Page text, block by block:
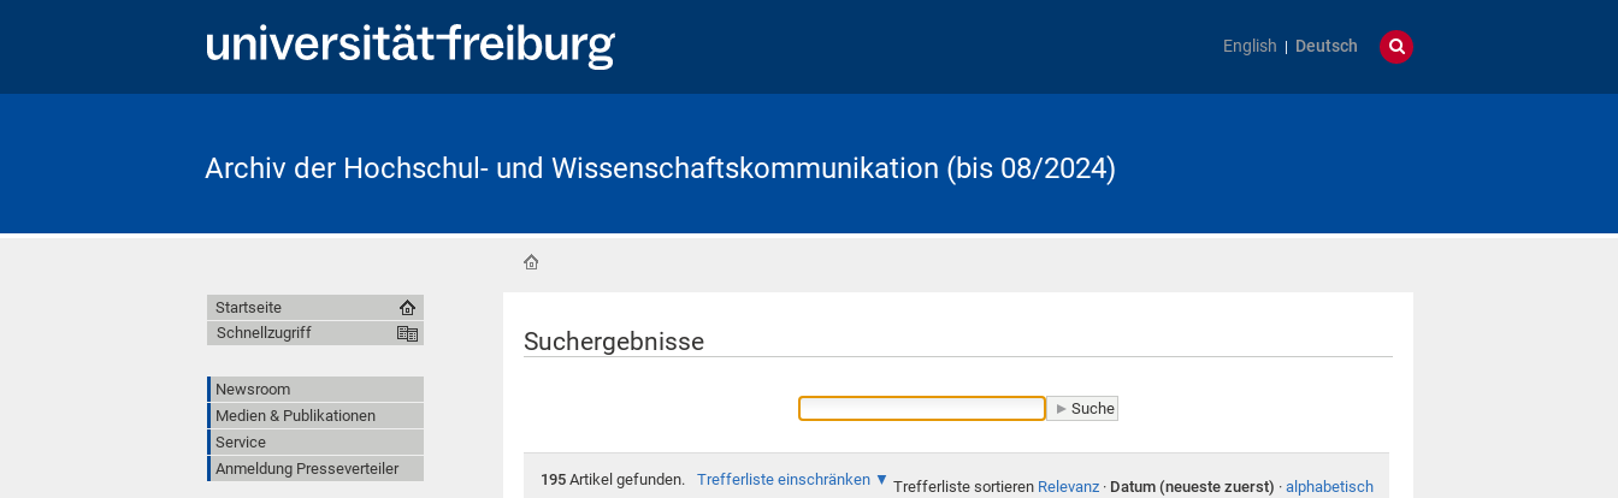
English Deutsch
Archiv der Hochschul- und Wissenschaftskommunikation (bis 08/2024)
Suchergebnisse
195Artikel gefunden. Trefferliste einschränken Trefferliste sortieren Relevanz · Datum (neueste zuerst) · alphabetisch
Startseite
Schnellzugriff
Newsroom
Medien & Publikationen
Service
Anmeldung Presseverteiler